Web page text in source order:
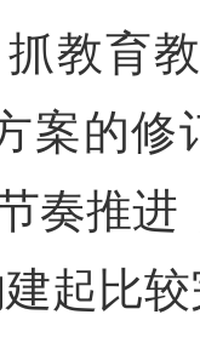
教育
案的
奏推
起比